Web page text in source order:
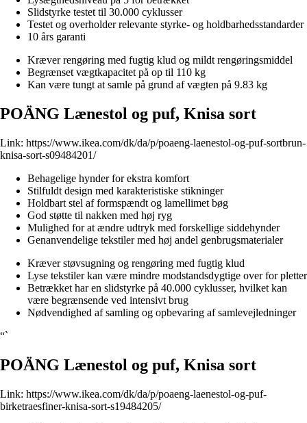
Slidstyrke testet til 30.000 cyklusser
Testet og overholder relevante styrke- og holdbarhedsstandarder
10 års garanti
Kræver rengøring med fugtig klud og mildt rengøringsmiddel
Begrænset vægtkapacitet på op til 110 kg
Kan være tungt at samle på grund af vægten på 9.83 kg
POÄNG Lænestol og puf, Knisa sort
Link: https://www.ikea.com/dk/da/p/poaeng-laenestol-og-puf-sortbrun-
knisa-sort-s09484201/
Behagelige hynder for ekstra komfort
Stilfuldt design med karakteristiske stikninger
Holdbart stel af formspændt og lamellimet bøg
God støtte til nakken med høj ryg
Mulighed for at ændre udtryk med forskellige siddehynder
Genanvendelige tekstiler med høj andel genbrugsmaterialer
Kræver støvsugning og rengøring med fugtig klud
Lyse tekstiler kan være mindre modstandsdygtige over for pletter
Betrækket har en slidstyrke på 40.000 cyklusser, hvilket kan
være begrænsende ved intensivt brug
Nødvendighed af samling og opbevaring af samlevejledninger
“`
POÄNG Lænestol og puf, Knisa sort
Link: https://www.ikea.com/dk/da/p/poaeng-laenestol-og-puf-
birketraesfiner-knisa-sort-s19484205/